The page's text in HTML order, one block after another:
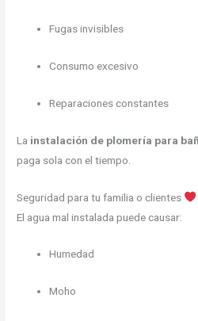
Fugas invisibles
Consumo excesivo
Reparaciones constantes
La instalación de plomería para
paga sola con el tiempo.
Seguridad para tu familia o clientes
El agua mal instalada puede causar:
Humedad
Moho